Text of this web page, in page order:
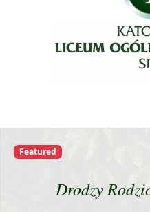
Featured
Drodzy